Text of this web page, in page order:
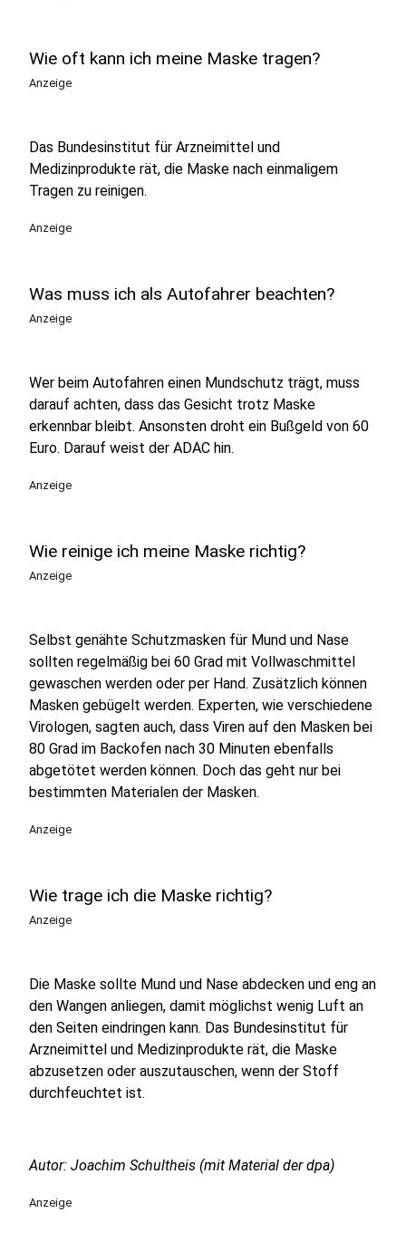
Wie oft kann ich meine Maske tragen?
Anzeige
Das Bundesinstitut für Arzneimittel und
Medizinprodukte rät, die Maske nach einmaligem
Tragen zu reinigen.
Anzeige
Was muss ich als Autofahrer beachten?
Anzeige
Wer beim Autofahren einen Mundschutz trägt, muss
darauf achten, dass das Gesicht trotz Maske
erkennbar bleibt. Ansonsten droht ein Bußgeld von 60
Euro. Darauf weist der ADAC hin.
Anzeige
Wie reinige ich meine Maske richtig?
Anzeige
Selbst genähte Schutzmasken für Mund und Nase
sollten regelmäßig bei 60 Grad mit Vollwaschmittel
gewaschen werden oder per Hand. Zusätzlich können
Masken gebügelt werden. Experten, wie verschiedene
Virologen, sagten auch, dass Viren auf den Masken bei
80 Grad im Backofen nach 30 Minuten ebenfalls
abgetötet werden können. Doch das geht nur bei
bestimmten Materialen der Masken.
Anzeige
Wie trage ich die Maske richtig?
Anzeige
Die Maske sollte Mund und Nase abdecken und eng an
den Wangen anliegen, damit möglichst wenig Luft an
den Seiten eindringen kann. Das Bundesinstitut für
Arzneimittel und Medizinprodukte rät, die Maske
abzusetzen oder auszutauschen, wenn der Stoff
durchfeuchtet ist.
Autor: Joachim Schultheis (mit Material der dpa)
Anzeige